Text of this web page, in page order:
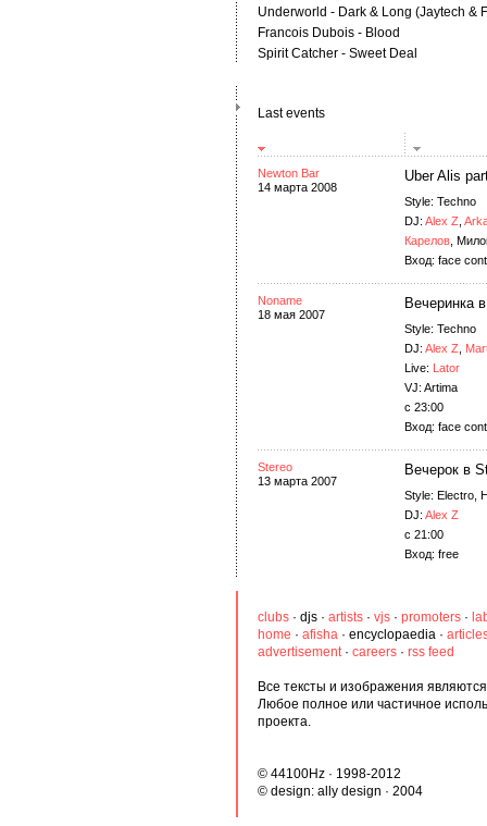
Underworld - Dark & Long (Jaytech &
Francois Dubois - Blood
Spirit Catcher - Sweet Deal
Last events
Newton Bar
14 марта 2008
Uber Alis
Style: Techno
DJ: Alex Z
Карелов ,
Вход: face
Noname
18 мая 2007
Вечеринка
Style: Techno
DJ: Alex Z
Live: Lator
VJ: Artima
с 23:00
Вход: face
Stereo
13 марта 2007
Вечерок в
Style: Electro,
DJ: Alex Z
c 21:00
Вход: free
clubs · djs · artists · vjs · promoters ·
home · afisha · encyclopaedia ·
advertisement· careers · rss feed
Все тексты и изображения
Любое полное или частичное
проекта.
© 44100Hz · 1998-2012
© design: ally design · 2004